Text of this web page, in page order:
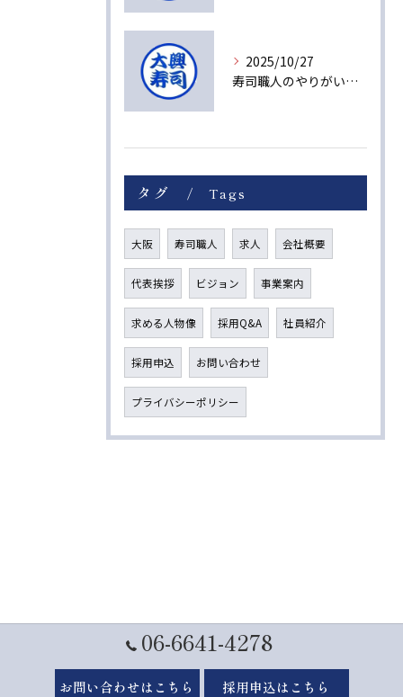
2025/10/27
寿司職人のやりがいと未来への成長ストーリー
タグ Tags
大阪 寿司職人 求人 会社概要
代表挨拶 ビジョン 事業案内
求める人物像 採用Q&A 社員紹介
採用申込 お問い合わせ
プライバシーポリシー
06-6641-4278
お問い合わせはこちら 採用申込はこちら